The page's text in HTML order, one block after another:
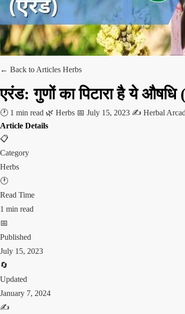
← Back to Articles Herbs
एरंड: गुणों का पिटारा है ये
🕐 1 min read 🌿 Herbs 📅 July 15, 2023 ✍️ Herbal
Article Details
📋
Category
Herbs
🕐
Read Time
1 min read
📅
Published
July 15, 2023
🔄
Updated
January 7, 2024
✍️